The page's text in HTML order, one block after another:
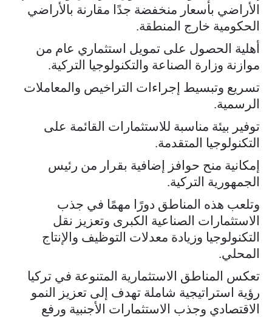
الأراضي بأسعار منخفضة جدًا مقارنة بالأراضي
الحكومية خارج المنطقة.
أهلية الحصول على تمويل استثماري عام من
موازنة وزارة الصناعة والتكنولوجيا التركية.
تسريع وتبسيط إجراءات التراخيص والمعاملات
الرسمية.
توفير بيئة مناسبة للاستثمارات القائمة على
التكنولوجيا المتقدمة.
إمكانية منح حوافز إضافية بقرار من رئيس
الجمهورية التركية.
وتلعب هذه المناطق دورًا مهمًا في جذب
الاستثمارات الصناعية الكبرى وتعزيز نقل
التكنولوجيا وزيادة معدلات التوظيف والإنتاج
المحلي.
تعكس المناطق الاستثمارية المتنوعة في تركيا
رؤية استراتيجية شاملة تهدف إلى تعزيز النمو
الاقتصادي وجذب الاستثمارات الأجنبية ورفع